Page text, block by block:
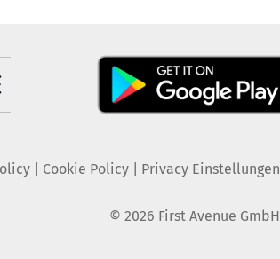
| Cookie Policy| Privacy Einstellungen
© 2026 First Avenue GmbH